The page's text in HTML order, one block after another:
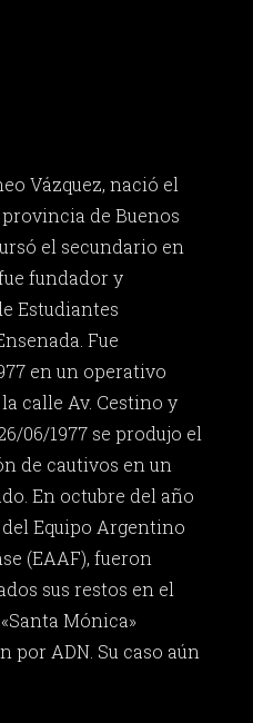
Vázquez, nació el
provincia de Buenos
el secundario en
fundador y
Estudiantes
Fue
en un operativo
calle Av. Cestino y
06/1977 se produjo el
de cautivos en un
En octubre del año
del Equipo Argentino
(EAAF), fueron
sus restos en el
Mónica»
por ADN. Su caso aún